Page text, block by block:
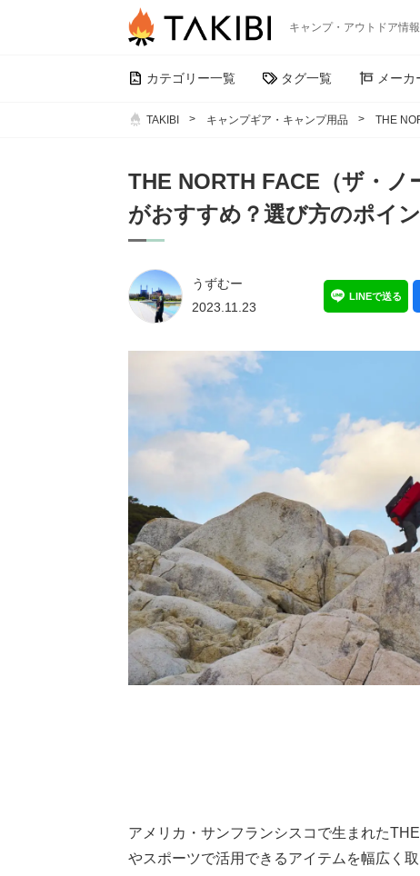
キャンプ・アウトドア情報
カテゴリー一覧 タグ一覧 メーカ
TAKIBI キャンプギア・キャンプ用品 THE
THE NORTH FACE（ザ・
がおすすめ？選び方のポイ
うずむー
2023.11.23
LINEで送る
アメリカ・サンフランシスコで生まれた
やスポーツで活用できるアイテムを幅広く